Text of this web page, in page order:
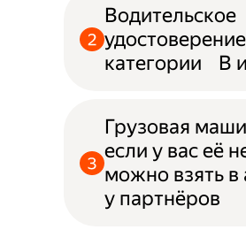
Водительское
удостоверение
категории B
Грузовая
если у вас её
можно взять в
у партнёров